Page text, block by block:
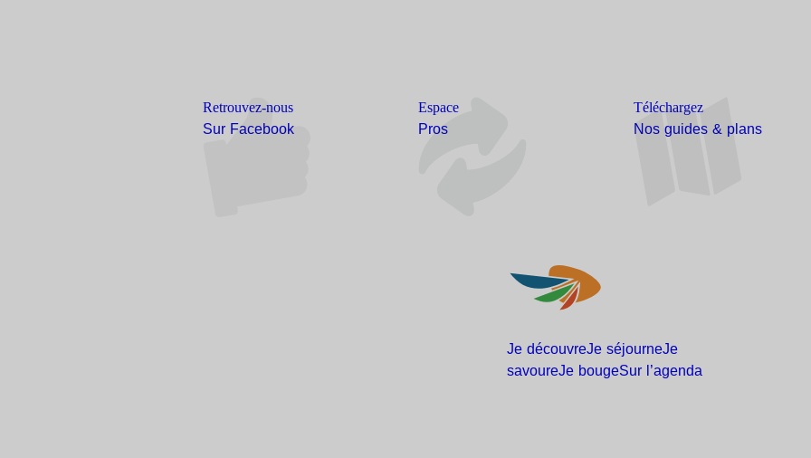
Retrouvez-nous
Sur Facebook
Espace
Pros
Téléchargez
Nos guides & plans
Je découvreJe séjourneJe
savoureJe bougeSur l’agenda